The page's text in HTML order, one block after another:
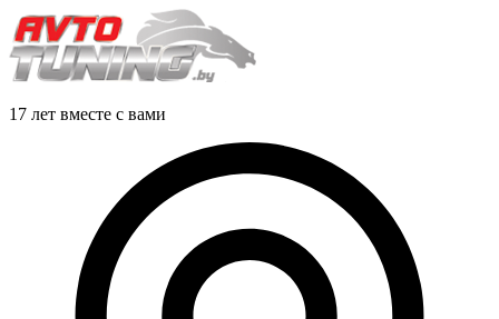
17 лет вместе с вами